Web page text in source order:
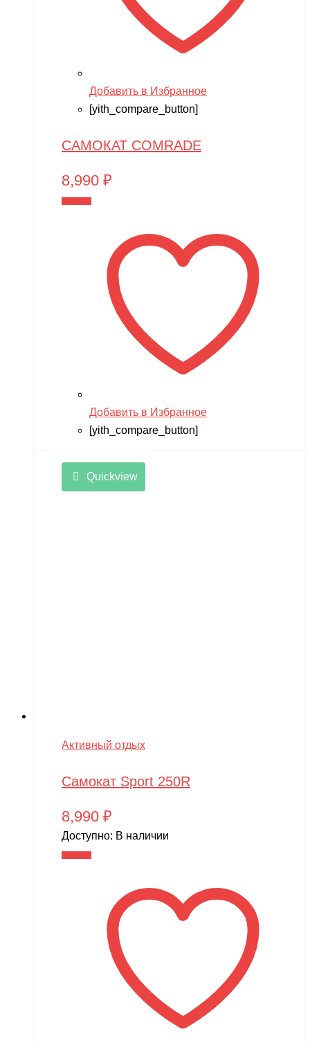
Добавить в Избранное
[yith_compare_button]
САМОКАТ COMRADE
8,990 ₽
Добавить в Избранное
[yith_compare_button]
Quickview
Активный отдых
Самокат Sport 250R
8,990 ₽
Доступно: В наличии